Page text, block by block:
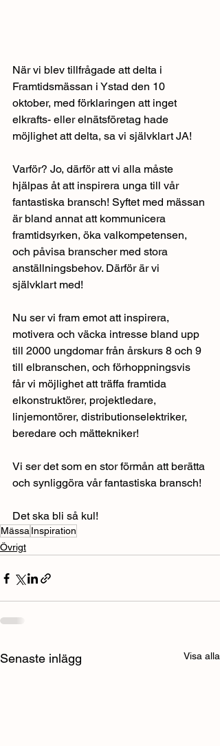
När vi blev tillfrågade att delta i
Framtidsmässan i Ystad den 10
oktober, med förklaringen att inget
elkrafts- eller elnätsföretag hade
möjlighet att delta, sa vi självklart JA!
Varför? Jo, därför att vi alla måste
hjälpas åt att inspirera unga till vår
fantastiska bransch! Syftet med mässan
är bland annat att kommunicera
framtidsyrken, öka valkompetensen,
och påvisa branscher med stora
anställningsbehov. Därför är vi
självklart med!
Nu ser vi fram emot att inspirera,
motivera och väcka intresse bland upp
till 2000 ungdomar från årskurs 8 och 9
till elbranschen, och förhoppningsvis
får vi möjlighet att träffa framtida
elkonstruktörer, projektledare,
linjemontörer, distributionselektriker,
beredare och mättekniker!
Vi ser det som en stor förmån att berätta
och synliggöra vår fantastiska bransch!
Det ska bli så kul!
Mässa Inspiration
Övrigt
Senaste inlägg Visa alla